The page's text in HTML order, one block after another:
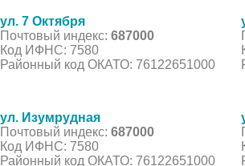
ул. 7 Октября
Почтовый индекс: 687000
Код ИФНС: 7580
Районный код ОКАТО: 76122651000
ул. Изумрудная
Почтовый индекс: 687000
Код ИФНС: 7580
Районный код ОКАТО: 76122651000